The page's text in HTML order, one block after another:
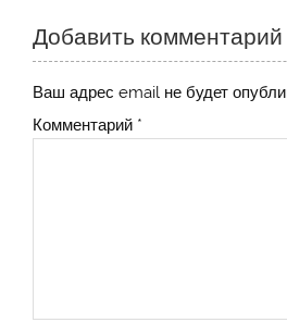
Добавить комментарий
Ваш адрес email не будет
Комментарий *